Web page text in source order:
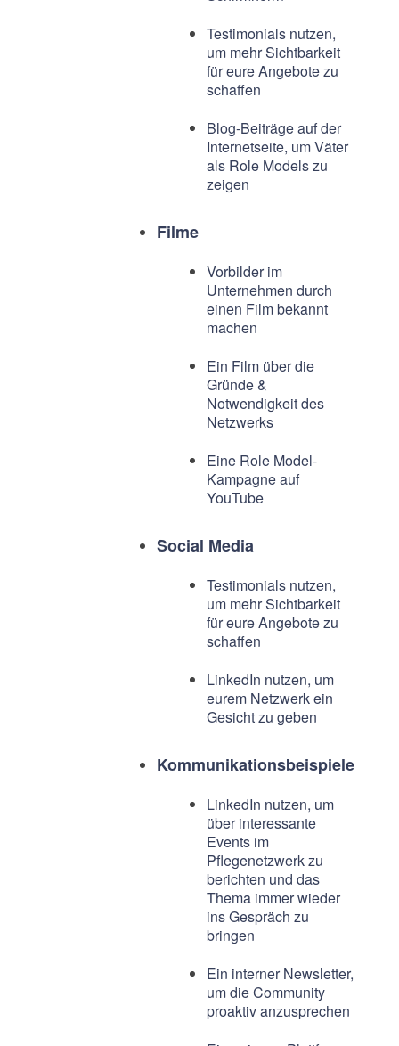
Testimonials nutzen,
um mehr Sichtbarkeit
für eure Angebote zu
schaffen
Blog-Beiträge auf der
Internetseite, um Väter
als Role Models zu
zeigen
Filme
Vorbilder im
Unternehmen durch
einen Film bekannt
machen
Ein Film über die
Gründe &
Notwendigkeit des
Netzwerks
Eine Role Model-
Kampagne auf
YouTube
Social Media
Testimonials nutzen,
um mehr Sichtbarkeit
für eure Angebote zu
schaffen
LinkedIn nutzen, um
eurem Netzwerk ein
Gesicht zu geben
Kommunikationsbeispiele
LinkedIn nutzen, um
über interessante
Events im
Pflegenetzwerk zu
berichten und das
Thema immer wieder
ins Gespräch zu
bringen
Ein interner Newsletter,
um die Community
proaktiv anzusprechen